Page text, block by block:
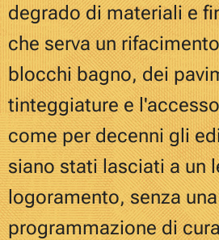
degrado di materiali e
che serva un
blocchi bagno, dei
tinteggiature e
come per decenni gli
siano stati lasciati a un
logoramento, senza una
programmazione di